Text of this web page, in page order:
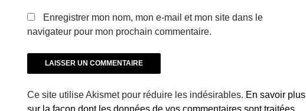
Enregistrer mon nom, mon e-mail et mon site dans le
navigateur pour mon prochain commentaire.
Ce site utilise Akismet pour réduire les indésirables. En savoir plus
sur la façon dont les données de vos commentaires sont traitées.